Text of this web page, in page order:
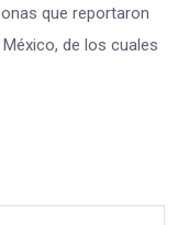
que reportaron
de los cuales